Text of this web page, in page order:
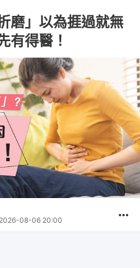
磨」以為捱過就無
有得醫！
2026-08-06 20:00